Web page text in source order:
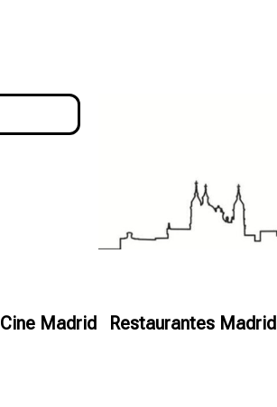
Cine Madrid Restaurantes Madrid